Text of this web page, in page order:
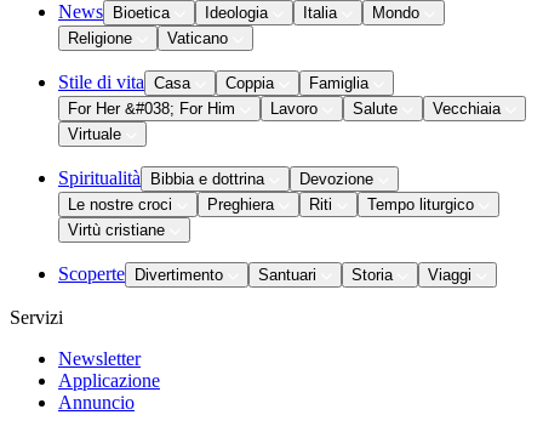
News Bioetica Ideologia Italia
Mondo
Religione
Vaticano
Stile di vita Casa Coppia
Famiglia
For Her &#038; For Him
Lavoro Salute
Vecchiaia
Virtuale
Spiritualità Bibbia e dottrina
Devozione
Le nostre croci
Preghiera Riti
Tempo liturgico
Virtù cristiane
Scoperte Divertimento Santuari Storia Viaggi
Servizi
Newsletter
Applicazione
Annuncio